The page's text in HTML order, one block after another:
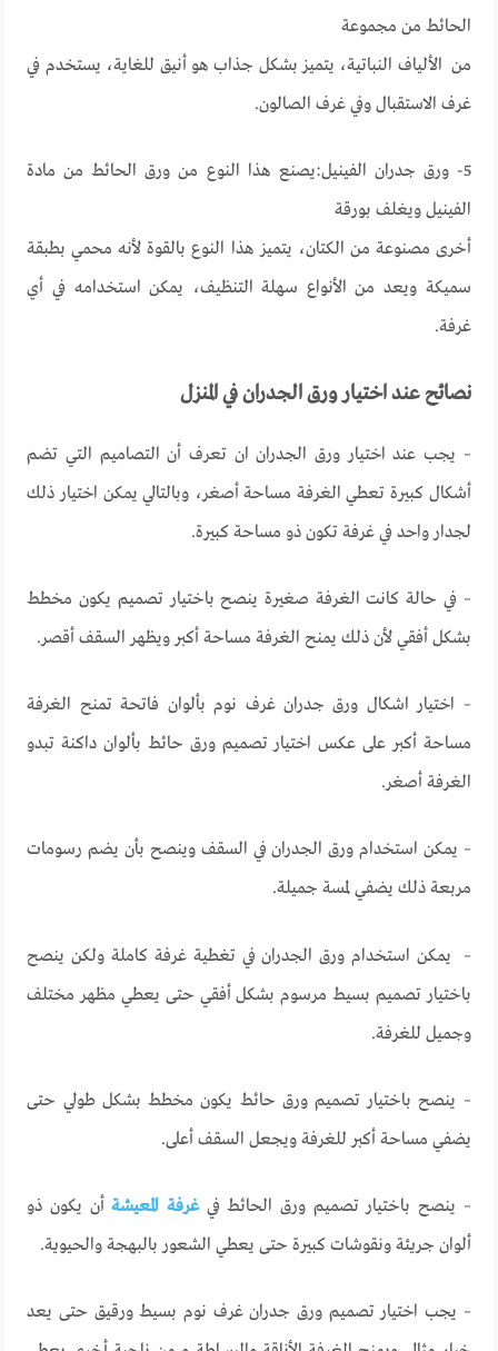
الحائط من مجموعة
من الألياف النباتية، يتميز بشكل جذاب هو أنيق للغاية، يستخدم في
غرف الاستقبال وفي غرف الصالون.
5- ورق جدران الفينيل:يصنع هذا النوع من ورق الحائط من مادة
الفينيل ويغلف بورقة
أخرى مصنوعة من الكتان، يتميز هذا النوع بالقوة لأنه محمي بطبقة
سميكة ويعد من الأنواع سهلة التنظيف، يمكن استخدامه في أي
غرفة.
نصائح عند اختيار ورق الجدران في المنزل
– يجب عند اختيار ورق الجدران ان تعرف أن التصاميم التي تضم
أشكال كبيرة تعطي الغرفة مساحة أصغر، وبالتالي يمكن اختيار ذلك
لجدار واحد في غرفة تكون ذو مساحة كبيرة.
– في حالة كانت الغرفة صغيرة ينصح باختيار تصميم يكون مخطط
بشكل أفقي لأن ذلك يمنح الغرفة مساحة أكبر ويظهر السقف أقصر.
– اختيار اشكال ورق جدران غرف نوم بألوان فاتحة تمنح الغرفة
مساحة أكبر على عكس اختيار تصميم ورق حائط بألوان داكنة تبدو
الغرفة أصغر.
– يمكن استخدام ورق الجدران في السقف وينصح بأن يضم رسومات
مربعة ذلك يضفي لمسة جميلة.
– يمكن استخدام ورق الجدران في تغطية غرفة كاملة ولكن ينصح
باختيار تصميم بسيط مرسوم بشكل أفقي حتى يعطي مظهر مختلف
وجميل للغرفة.
– ينصح باختيار تصميم ورق حائط يكون مخطط بشكل طولي حتى
يضفي مساحة أكبر للغرفة ويجعل السقف أعلى.
– ينصح باختيار تصميم ورق الحائط في غرفة المعيشةأن يكون ذو
ألوان جريئة ونقوشات كبيرة حتى يعطي الشعور بالبهجة والحيوية.
– يجب اختيار تصميم ورق جدران غرف نوم بسيط ورقيق حتى يعد